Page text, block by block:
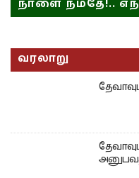
நாளை நமதே!..
வரலாறு